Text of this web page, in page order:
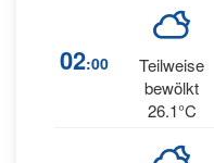
02:00
Teilweise
bewölkt
26.1°C